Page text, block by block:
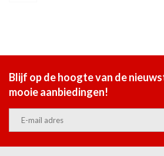
Blijf op de hoogte van de
mooie aanbiedingen!